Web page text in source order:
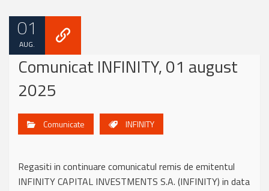
01
AUG.
Comunicat INFINITY, 01 august
2025
Comunicate INFINITY
Regasiti in continuare comunicatul remis de emitentul
INFINITY CAPITAL INVESTMENTS S.A. (INFINITY) in data